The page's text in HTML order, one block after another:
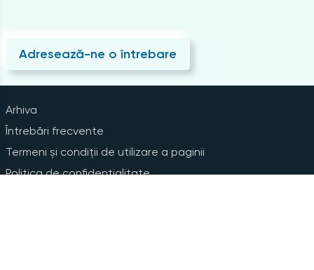
Adresează-ne o întrebare
Arhiva
Întrebări frecvente
Termeni și condiții de utilizare a paginii
Politica de confidențialitate